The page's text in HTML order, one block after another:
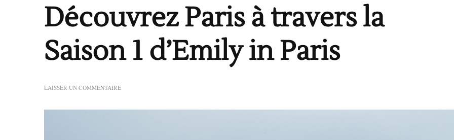
Découvrez Paris à travers la
Saison 1 d’Emily in Paris
LAISSER UN COMMENTAIRE
À